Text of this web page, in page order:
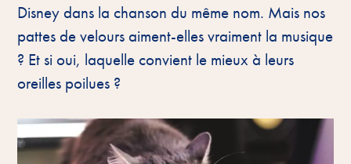
Disney dans la chanson du même nom. Mais nos
pattes de velours aiment-elles vraiment la musique
? Et si oui, laquelle convient le mieux à leurs
oreilles poilues ?